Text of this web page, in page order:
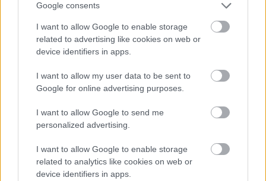
Google consents
I want to allow Google to enable storage
related to advertising like cookies on web or
device identifiers in apps.
I want to allow my user data to be sent to
Google for online advertising purposes.
I want to allow Google to send me
personalized advertising.
I want to allow Google to enable storage
related to analytics like cookies on web or
device identifiers in apps.
Az állkapocsizület arthritise, mint
mastoiditis szövődmény
drHorváthTamás•2016. október 05.
Érdekes cikk jelent meg az egyébként szerintem elég
Surgery-ben. Azt írják benne párizsi kollégák, hogy
44, középfül-gyulladás, mastoiditis miatt
kiderült, hogy 6 esetben volt a
temporomandibularis (TM)…